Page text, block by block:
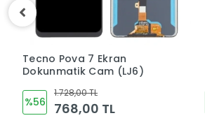
Tecno Camon 40 Pro (4G)
Ekran Dokunmatik Cam
%22
4.272,00 TL
3.312,00 TL